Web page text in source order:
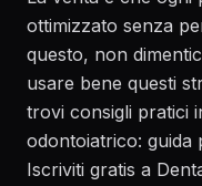
ottimizzato senza
questo, non
usare bene questi
trovi consigli pratici
odontoiatrico: guida
Iscriviti gratis a